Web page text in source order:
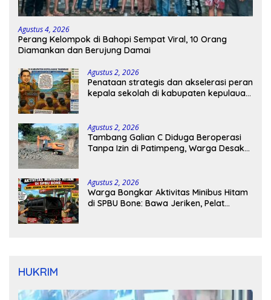
Agustus 4, 2026
Perang Kelompok di Bahopi Sempat Viral, 10 Orang
Diamankan dan Berujung Damai
Agustus 2, 2026
Penataan strategis dan akselerasi peran
kepala sekolah di kabupaten kepulauan
Agustus 2, 2026
Tambang Galian C Diduga Beroperasi
Tanpa Izin di Patimpeng, Warga Desak
Agustus 2, 2026
Warga Bongkar Aktivitas Minibus Hitam
di SPBU Bone: Bawa Jeriken, Pelat
HUKRIM